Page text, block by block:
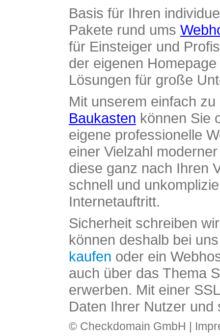
Basis für Ihren
Pakete rund ums
für Einsteiger und
der eigenen
Lösungen für große
Mit unserem einfach
Baukasten können Sie
eigene professionelle
einer Vielzahl
diese ganz nach Ihren
schnell und
Internetauftritt.
Sicherheit schreiben
können deshalb bei
kaufen oder ein
auch über das Thema
erwerben. Mit einer
Daten Ihrer Nutzer und
© Checkdomain GmbH |